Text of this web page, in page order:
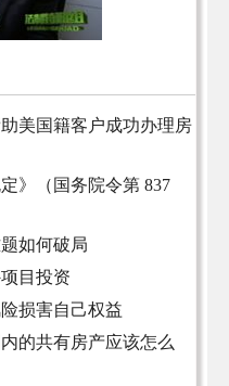
美国籍客户成功办理房
》（国务院令第 837
如何破局
目投资
损害自己权益
的共有房产应该怎么